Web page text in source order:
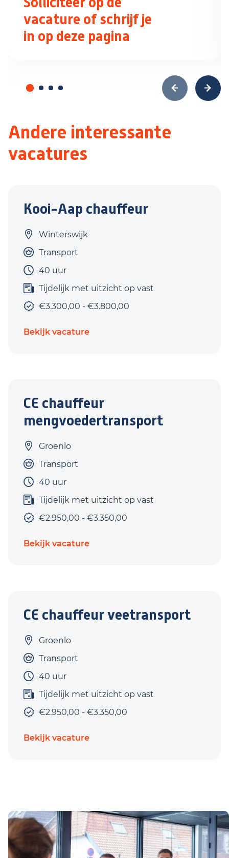
vacature of schrijf je
in op deze pagina
Andere interessante
vacatures
Kooi-Aap chauffeur
Winterswijk
Transport
40 uur
Tijdelijk met uitzicht op vast
€3.300,00 - €3.800,00
Bekijk vacature
CE chauffeur
mengvoedertransport
Groenlo
Transport
40 uur
Tijdelijk met uitzicht op vast
€2.950,00 - €3.350,00
Bekijk vacature
CE chauffeur veetransport
Groenlo
Transport
40 uur
Tijdelijk met uitzicht op vast
€2.950,00 - €3.350,00
Bekijk vacature